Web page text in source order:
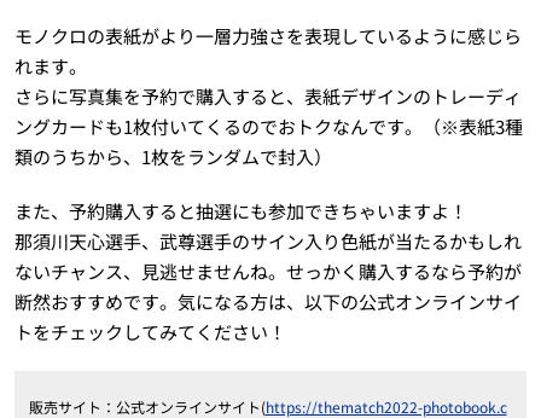
モノクロの表紙がより一層力強さを表現しているように感じら
れます。
さらに写真集を予約で購入すると、表紙デザインのトレーディ
ングカードも1枚付いてくるのでおトクなんです。（※表紙3種
類のうちから、1枚をランダムで封入）
また、予約購入すると抽選にも参加できちゃいますよ！
那須川天心選手、武尊選手のサイン入り色紙が当たるかもしれ
ないチャンス、見逃せませんね。せっかく購入するなら予約が
断然おすすめです。気になる方は、以下の公式オンラインサイ
トをチェックしてみてください！
販売サイト：公式オンラインサイト(https://thematch2022-photobook.c